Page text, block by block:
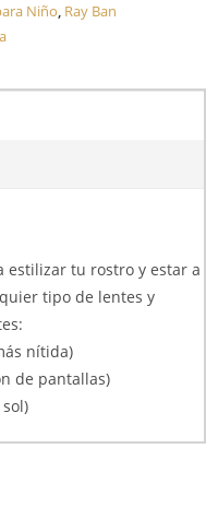
Niño, Ray Ban
estilizar tu rostro y estar a
tipo de lentes y
nítida)
de pantallas)